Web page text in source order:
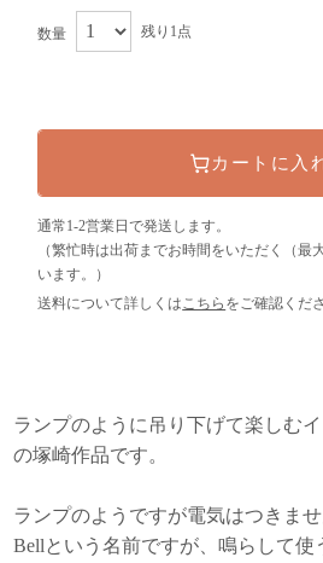
数量 残り1点
カートに入
通常1-2営業日で発送します。
（繁忙時は出荷までお時間をいただく（最
います。）
送料について詳しくはこちら をご確認くだ
ランプのように吊り下げて楽しむ
の塚崎作品です。
ランプのようですが電気はつきませ
Bellという名前ですが、鳴らして使